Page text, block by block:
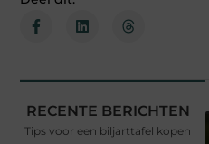
RECENTE BERICHTEN
Tips voor een biljarttafel kopen